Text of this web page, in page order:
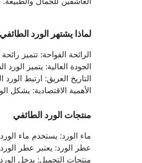
لماذا يشتهر الورد
الرائحة الفواحة: تتميز
الجودة العالية: يتميز
التاريخ العريق: ارتبط
الأهمية الاقتصادية:
منتجات الورد الطائفي
ماء الورد: يستخدم ماء
عطر الورد: يعتبر عطر الورد
منتجات التجميل: يدخل